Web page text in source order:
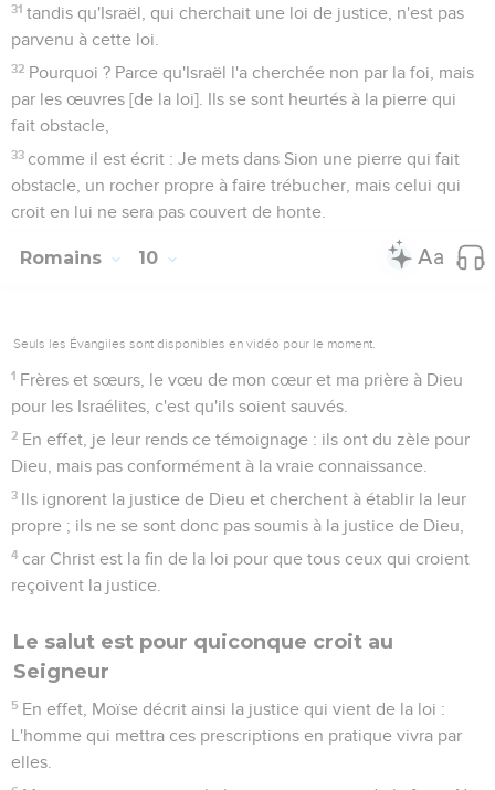
31 tandis qu'Israël, qui cherchait une loi de justice, n'est pas
parvenu à cette loi.
32 Pourquoi ? Parce qu'Israël l'a cherchée non par la foi, mais
par les œuvres [de la loi]. Ils se sont heurtés à la pierre qui
fait obstacle,
33 comme il est écrit : Je mets dans Sion une pierre qui fait
obstacle, un rocher propre à faire trébucher, mais celui qui
croit en lui ne sera pas couvert de honte.
Romains 10
Seuls les Évangiles sont disponibles en vidéo pour le moment.
1 Frères et sœurs, le vœu de mon cœur et ma prière à Dieu
pour les Israélites, c'est qu'ils soient sauvés.
2 En effet, je leur rends ce témoignage : ils ont du zèle pour
Dieu, mais pas conformément à la vraie connaissance.
3 Ils ignorent la justice de Dieu et cherchent à établir la leur
propre ; ils ne se sont donc pas soumis à la justice de Dieu,
4 car Christ est la fin de la loi pour que tous ceux qui croient
reçoivent la justice.
Le salut est pour quiconque croit au
Seigneur
5 En effet, Moïse décrit ainsi la justice qui vient de la loi :
L'homme qui mettra ces prescriptions en pratique vivra par
elles.